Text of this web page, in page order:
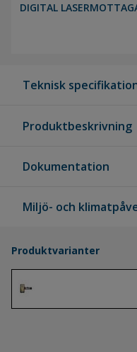
DIGITAL
Teknisk
Produktbeskrivning
Dokumentation
Miljö- och
Produktvarianter